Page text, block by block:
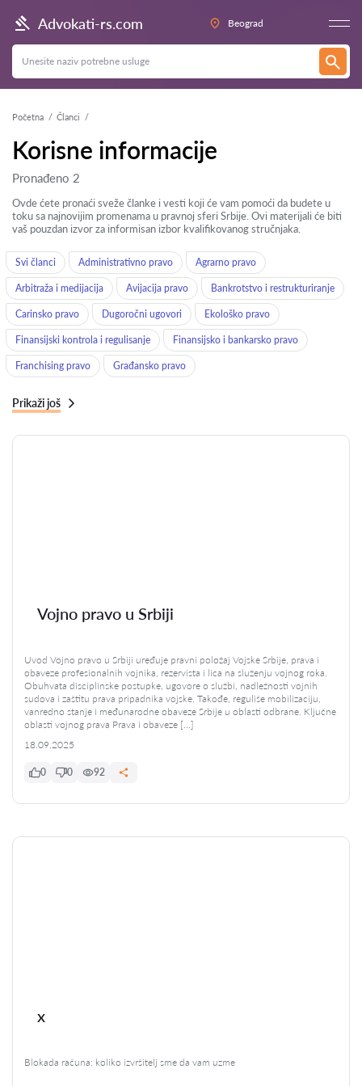
Advokati-rs.com Beograd
Početna Članci
Korisne informacije
Pronađeno 2
Ovde ćete pronaći sveže članke i vesti koji će vam pomoći da budete u
toku sa najnovijim promenama u pravnoj sferi Srbije. Ovi materijali će biti
vaš pouzdan izvor za informisan izbor kvalifikovanog stručnjaka.
Svi članci Administrativno pravo Agrarno pravo
Arbitraža i medijacija Avijacija pravo Bankrotstvo i restrukturiranje
Carinsko pravo Dugoročni ugovori Ekološko pravo
Finansijski kontrola i regulisanje Finansijsko i bankarsko pravo
Franchising pravo Građansko pravo
Prikaži još
Vojno pravo u Srbiji
Uvod Vojno pravo u Srbiji uređuje pravni položaj Vojske Srbije, prava i
obaveze profesionalnih vojnika, rezervista i lica na služenju vojnog roka.
Obuhvata disciplinske postupke, ugovore o službi, nadležnosti vojnih
sudova i zaštitu prava pripadnika vojske. Takođe, reguliše mobilizaciju,
vanredno stanje i međunarodne obaveze Srbije u oblasti odbrane. Ključne
oblasti vojnog prava Prava i obaveze […]
18.09.2025
0 0 92
x
Blokada računa: koliko izvršitelj sme da vam uzme